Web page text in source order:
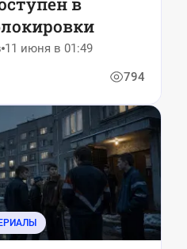
11 июня в 01:49
794